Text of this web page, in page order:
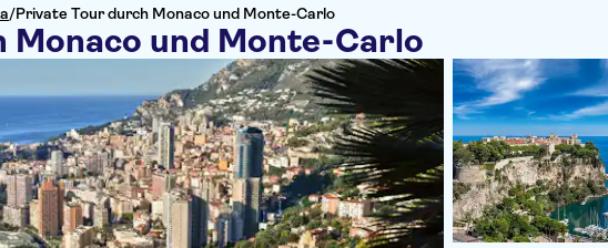
/Private Tour durch Monaco und Monte-Carlo
Monaco und Monte-Carlo